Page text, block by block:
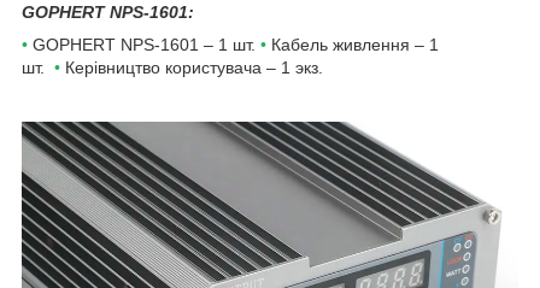
GOPHERT NPS-1601:
• GOPHERT NPS-1601 – 1 шт. • Кабель живлення – 1
шт. • Керівництво користувача – 1 экз.